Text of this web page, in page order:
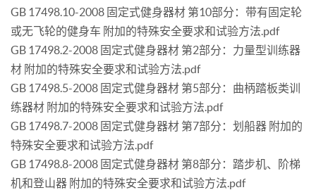
GB 17498.10-2008 固定式健身器材 第10部分：带有固定轮
或无飞轮的健身车 附加的特殊安全要求和试验方法.pdf
GB 17498.2-2008 固定式健身器材 第2部分：力量型训练器
材 附加的特殊安全要求和试验方法.pdf
GB 17498.5-2008 固定式健身器材 第5部分：曲柄踏板类训
练器材 附加的特殊安全要求和试验方法.pdf
GB 17498.7-2008 固定式健身器材 第7部分：划船器 附加的
特殊安全要求和试验方法.pdf
GB 17498.8-2008 固定式健身器材 第8部分：踏步机、阶梯
机和登山器 附加的特殊安全要求和试验方法.pdf